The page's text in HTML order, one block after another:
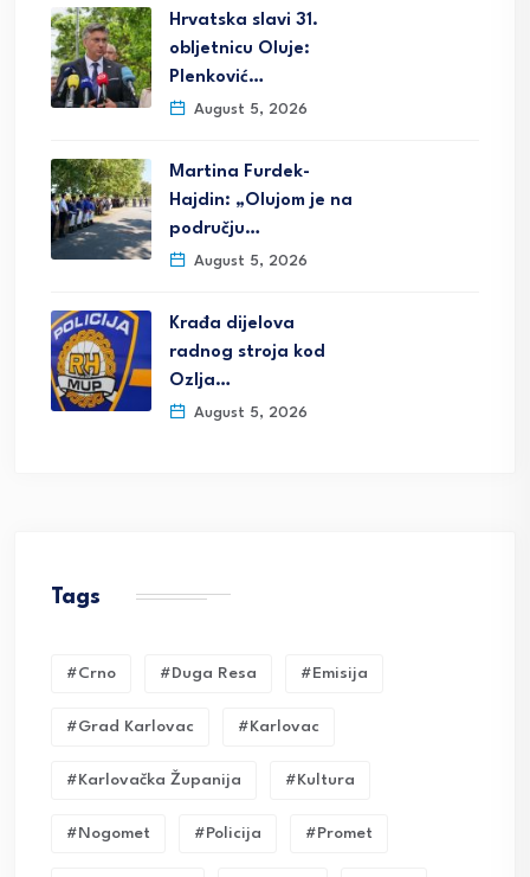
Hrvatska slavi 31.
obljetnicu Oluje:
Plenković…
August 5, 2026
Martina Furdek-
Hajdin: „Olujom je na
području…
August 5, 2026
Krađa dijelova
radnog stroja kod
Ozlja…
August 5, 2026
Tags
#crno #duga Resa #emisija
#grad Karlovac #karlovac
#karlovačka Županija #kultura
#nogomet #policija #promet